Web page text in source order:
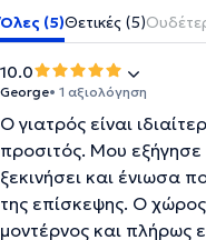
Όλες (5)Θετικές (5)
10.0
George• 1 αξιολόγηση
Ο γιατρός είναι
προσιτός. Μου εξήγησε
ξεκινήσει και ένιωσα
της επίσκεψης. Ο
μοντέρνος και πλήρως